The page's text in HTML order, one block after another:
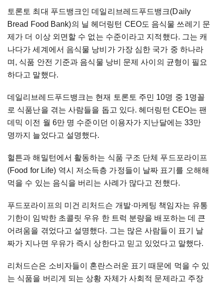
토론토 최대 푸드뱅크인 데일리브레드푸드뱅크(Daily
Bread Food Bank)의 닐 헤더링턴 CEO도 음식물 쓰레기 문
제가 더 이상 외면할 수 없는 수준이라고 지적했다. 그는 캐
나다가 세계에서 음식물 낭비가 가장 심한 국가 중 하나라
며, 식품 안전 기준과 음식물 낭비 문제 사이의 균형이 필요
하다고 말했다.
데일리브레드푸드뱅크는 현재 토론토 주민 10명 중 1명꼴
로 식품난을 겪는 사람들을 돕고 있다. 헤더링턴 CEO는 팬
데믹 이전 월 6만 명 수준이던 이용자가 지난달에는 33만
명까지 늘었다고 설명했다.
헐튼과 해밀턴에서 활동하는 식품 구조 단체 푸드포라이프
(Food for Life) 역시 저소득층 가정들이 날짜 표기를 오해해
먹을 수 있는 음식을 버리는 사례가 많다고 전했다.
푸드포라이프의 미건 리처드슨 개발·마케팅 책임자는 유통
기한이 임박한 초콜릿 우유 한 트럭 분량을 배포하는 데 큰
어려움을 겪었다고 설명했다. 그는 많은 사람들이 표기 날
짜가 지나면 우유가 즉시 상한다고 믿고 있었다고 말했다.
리처드슨은 소비자들이 혼란스러운 표기 때문에 먹을 수 있
는 식품을 버리게 되는 상황 자체가 사회적 문제라고 주장